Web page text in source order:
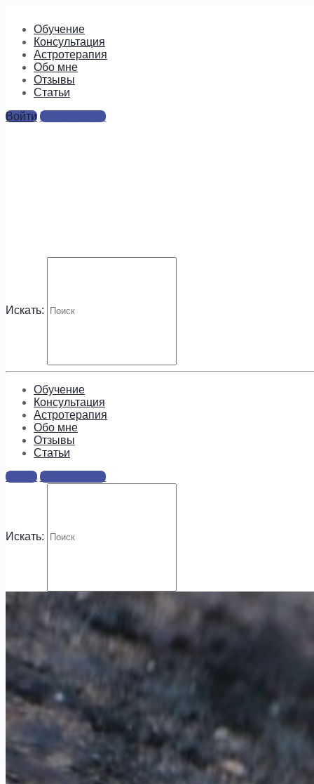
Обучение
Консультация
Астротерапия
Обо мне
Отзывы
Cтатьи
Войти Регистрация
Искать:
Обучение
Консультация
Астротерапия
Обо мне
Отзывы
Cтатьи
Войти Регистрация
Искать: